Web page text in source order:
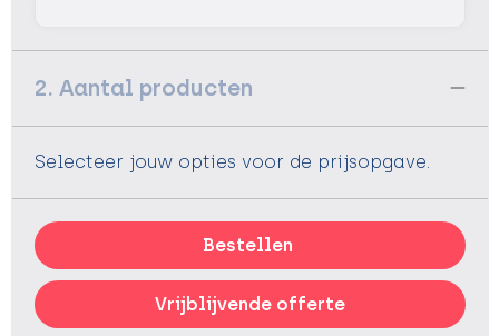
2. Aantal producten
Selecteer jouw opties voor de prijsopgave.
Bestellen
Vrijblijvende offerte